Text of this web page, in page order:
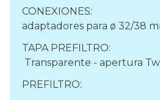
CONEXIONES:
adaptadores para ø 32/38
TAPA
Transparente - apertura
PREFILTRO: